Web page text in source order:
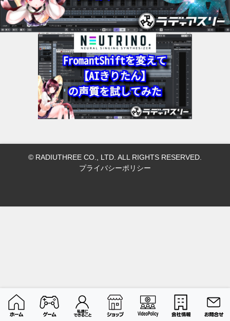
© RADIUTHREE CO., LTD. ALL RIGHTS RESERVED.
プライバシーポリシー